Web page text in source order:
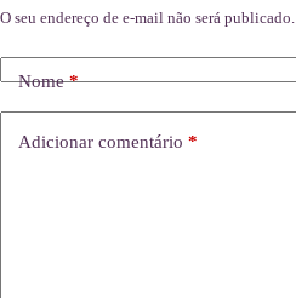
O seu endereço de e-mail não será publicado.
Nome*
Adicionar comentário *